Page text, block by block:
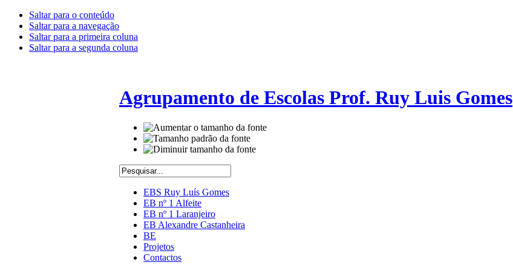
Saltar para o conteúdo
Saltar para a navegação
Saltar para a primeira coluna
Saltar para a segunda coluna
Agrupamento de Escolas Prof. Ruy Luis Gomes
EBS Ruy Luís Gomes
EB nº 1 Alfeite
EB nº 1 Laranjeiro
EB Alexandre Castanheira
BE
Projetos
Contactos